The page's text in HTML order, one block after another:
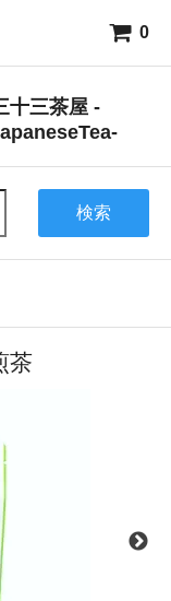
0
三茶屋 -
検索
茶